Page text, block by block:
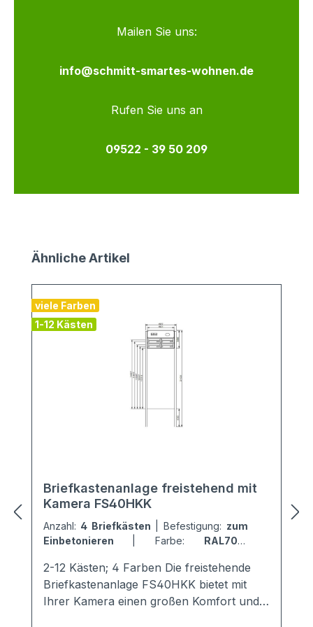
Mailen Sie uns:
info@schmitt-smartes-wohnen.de
Rufen Sie uns an
09522 - 39 50 209
Produktgalerie überspringen
Ähnliche Artikel
viele Farben
1-12 Kästen
Briefkastenanlage freistehend mit
Kamera FS40HKK
Anzahl: 4 Briefkästen Befestigung: zum
Einbetonieren
Farbe: RAL7016
2-12 Kästen; 4 Farben Die freistehende
Briefkastenanlage FS40HKK bietet mit
Ihrer Kamera einen großen Komfort und